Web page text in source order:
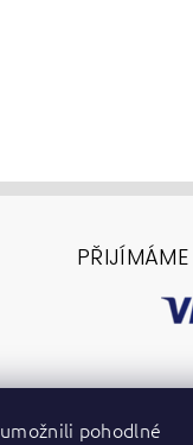
pohodlné